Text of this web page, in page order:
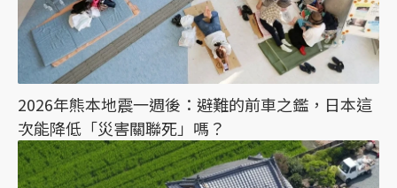
2026年熊本地震一週後：避難的前車之鑑，日本這
次能降低「災害關聯死」嗎？